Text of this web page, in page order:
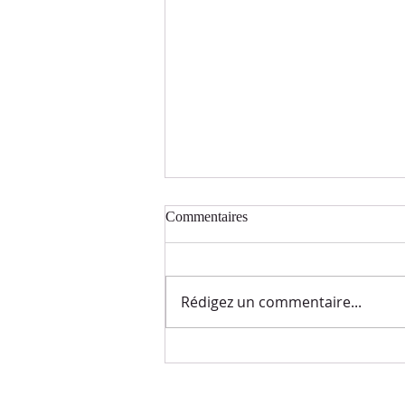
Commentaires
Rédigez un commentaire...